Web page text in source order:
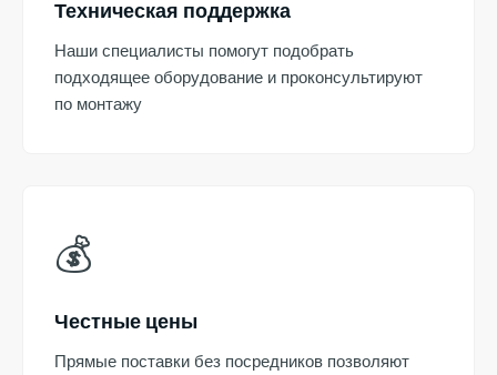
Техническая поддержка
Наши специалисты помогут подобрать
подходящее оборудование и проконсультируют
по монтажу
💰
Честные цены
Прямые поставки без посредников позволяют